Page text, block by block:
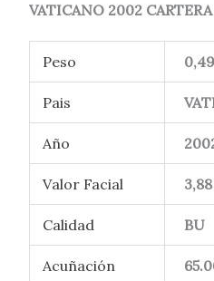
VATICANO 2002
Peso
Pais
Año
Valor Facial
Calidad BU
Acuñación